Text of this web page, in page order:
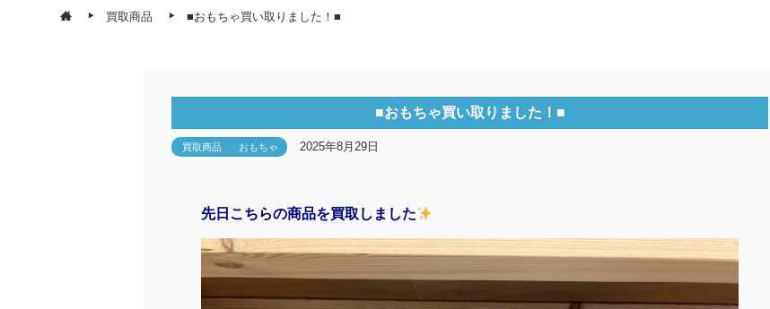
買取商品 ■おもちゃ買い取りました！■
■おもちゃ買い取りました！■
買取商品 おもちゃ 2025年8月29日
先日こちらの商品を買取しました